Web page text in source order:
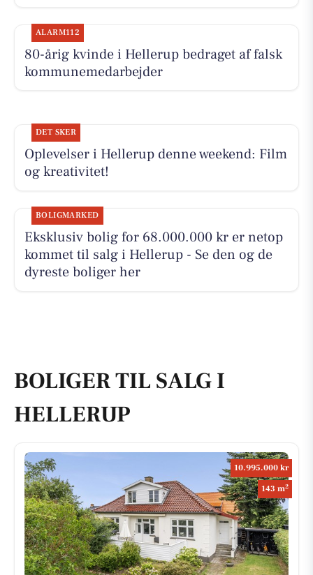
ALARM112
80-årig kvinde i Hellerup bedraget af falsk
kommunemedarbejder
DET SKER
Oplevelser i Hellerup denne weekend: Film
og kreativitet!
BOLIGMARKED
Eksklusiv bolig for 68.000.000 kr er netop
kommet til salg i Hellerup - Se den og de
dyreste boliger her
BOLIGER TIL SALG I
HELLERUP
10.995.000 kr
143 m2